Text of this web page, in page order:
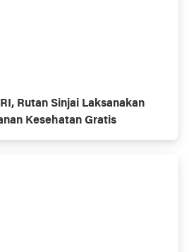
Rutan Sinjai Laksanakan
Kesehatan Gratis